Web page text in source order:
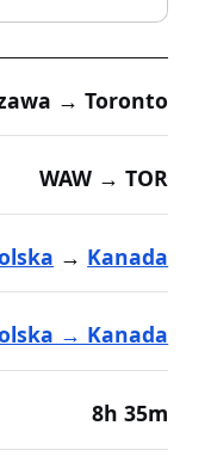
→ Toronto
WAW → TOR
→ Kanada
→ Kanada
8h 35m